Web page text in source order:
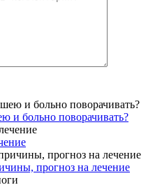
и больно поворачивать?
прогноз на лечение